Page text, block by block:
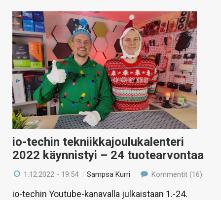
io-techin tekniikkajoulukalenteri
2022 käynnistyi – 24 tuotearvontaa
1.12.2022 - 19:54 /Sampsa Kurri Kommentit (16)
io-techin Youtube-kanavalla julkaistaan 1.-24.